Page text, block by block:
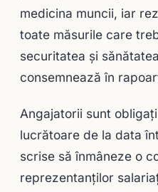
medicina muncii, iar
toate măsurile care
securitatea şi
consemnează în
Angajatorii sunt
lucrătoare de la data
scrise să înmâneze o
reprezentanţilor